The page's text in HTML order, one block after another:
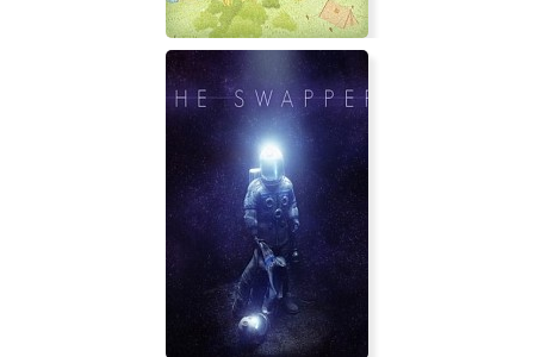
24 Solar Terms